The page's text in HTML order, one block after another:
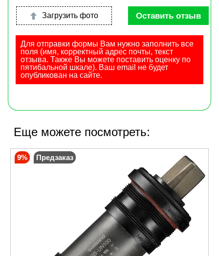
Загрузить фото Оставить отзыв
Для отправки формы Вам нужно заполнить все
поля (имя, корректный адрес почты, текст
отзыва. Также Вы можете поставить оценку по
пятибальной шкале). Ваш email не будет
опубликован на сайте.
Еще можете посмотреть:
9% Предзаказ